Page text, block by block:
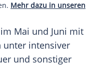
Mehr dazu in unseren
Mai und Juni mit
unter intensiver
und sonstiger